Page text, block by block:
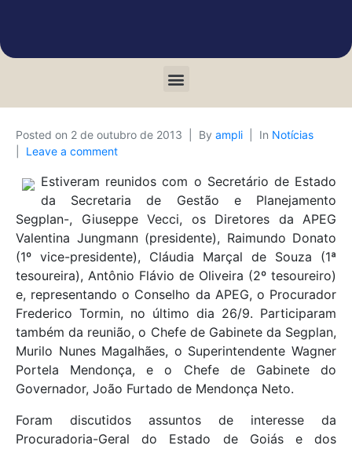
Posted on 2 de outubro de 2013 By ampli In Notícias
Leave a comment
Estiveram reunidos com o Secretário de Estado
da Secretaria de Gestão e Planejamento
Segplan-, Giuseppe Vecci, os Diretores da APEG
Valentina Jungmann (presidente), Raimundo Donato
(1º vice-presidente), Cláudia Marçal de Souza (1ª
tesoureira), Antônio Flávio de Oliveira (2º tesoureiro)
e, representando o Conselho da APEG, o Procurador
Frederico Tormin, no último dia 26/9. Participaram
também da reunião, o Chefe de Gabinete da Segplan,
Murilo Nunes Magalhães, o Superintendente Wagner
Portela Mendonça, e o Chefe de Gabinete do
Governador, João Furtado de Mendonça Neto.
Foram discutidos assuntos de interesse da
Procuradoria-Geral do Estado de Goiás e dos